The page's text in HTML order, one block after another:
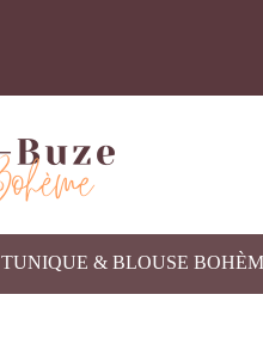
TUNIQUE & BLOUSE